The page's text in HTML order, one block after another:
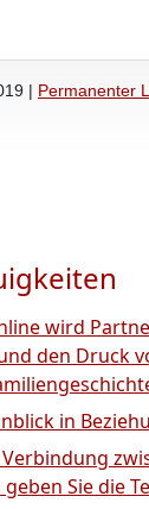
| Permanenter
wird
den Druck
in
Verbindung
Sie die